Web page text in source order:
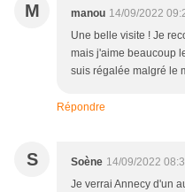
M manou 14/09/2022
Une belle visite ! Je
mais j'aime beaucoup
suis régalée malgré le
Répondre
S Soène 14/09/2022
Je verrai Annecy d'un